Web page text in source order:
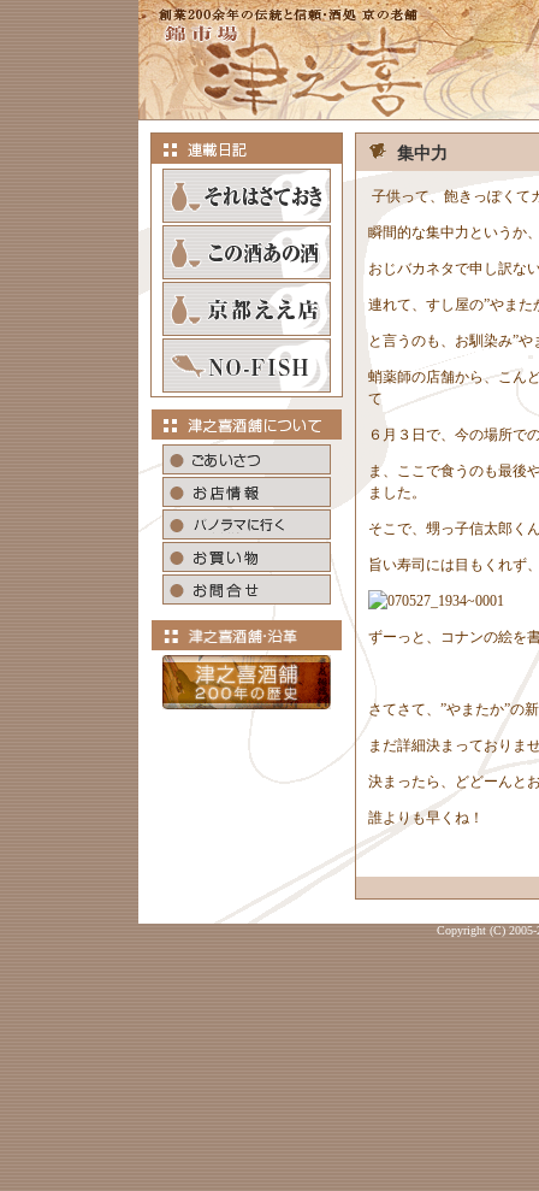
集中力
子供って、飽きっぽくて
瞬間的な集中力というか
おじバカネタで申し訳な
連れて、すし屋の”やま
と言うのも、お馴染み”
蛸薬師の店舗から、こん
て
６月３日で、今の場所で
ま、ここで食うのも最後
ました。
そこで、甥っ子信太郎く
旨い寿司には目もくれず
ずーっと、コナンの絵を
さてさて、”やまたか”の
まだ詳細決まっておりま
決まったら、どどーんと
誰よりも早くね！
Copyright (C) 2005-